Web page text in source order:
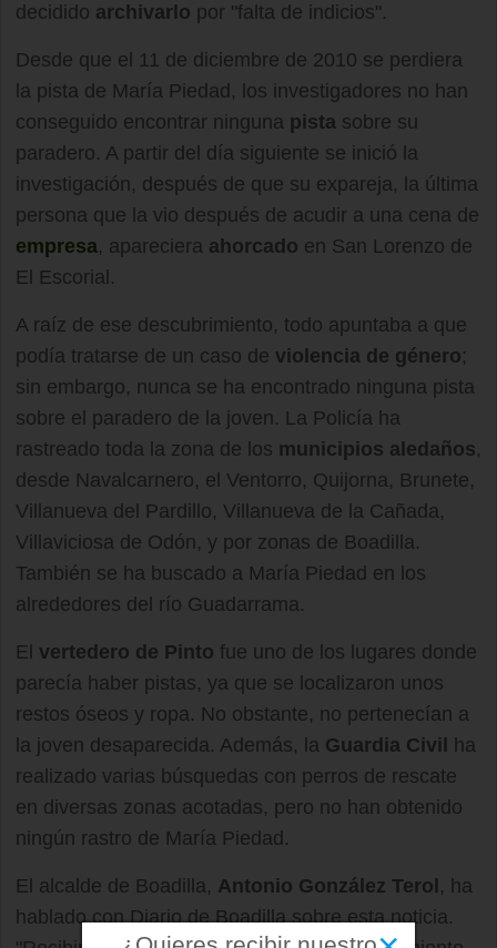
decidido archivarlo por "falta de indicios".
Desde que el 11 de diciembre de 2010 se perdiera
la pista de María Piedad, los investigadores no han
conseguido encontrar ninguna pista sobre su
paradero. A partir del día siguiente se inició la
investigación, después de que su expareja, la última
persona que la vio después de acudir a una cena de
empresa, apareciera ahorcado en San Lorenzo de
El Escorial.
A raíz de ese descubrimiento, todo apuntaba a que
podía tratarse de un caso de violencia de género;
sin embargo, nunca se ha encontrado ninguna pista
sobre el paradero de la joven. La Policía ha
rastreado toda la zona de los municipios aledaños,
desde Navalcarnero, el Ventorro, Quijorna, Brunete,
Villanueva del Pardillo, Villanueva de la Cañada,
Villaviciosa de Odón, y por zonas de Boadilla.
También se ha buscado a María Piedad en los
alrededores del río Guadarrama.
El vertedero de Pinto fue uno de los lugares donde
parecía haber pistas, ya que se localizaron unos
restos óseos y ropa. No obstante, no pertenecían a
la joven desaparecida. Además, la Guardia Civil
ha
realizado varias búsquedas con perros de rescate
en diversas zonas acotadas, pero no han obtenido
ningún rastro de María Piedad.
El alcalde de Boadilla, Antonio González Terol , ha
hablado con Diario de Boadilla sobre esta noticia.